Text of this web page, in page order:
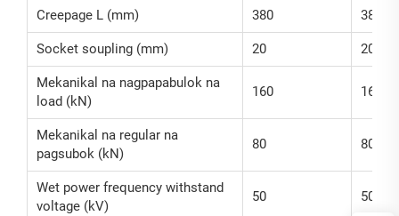
Creepage L (mm) 380 380
Socket soupling (mm) 20 20
Mekanikal na nagpapabulok na
load (kN)
160 160
Mekanikal na regular na
pagsubok (kN)
80 80
Wet power frequency withstand
voltage (kV)
50 50